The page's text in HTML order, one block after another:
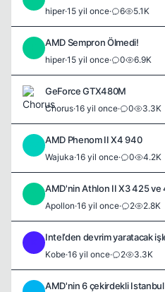
hiper·15 yil once· 6 5.1K
AMD Sempron Ölmedi!
hiper·15 yil once· 0 6.9K
GeForce GTX480M
Chorus·16 yil once· 0 3.3K
AMD Phenom II X4 940
Wajuka·16 yil once· 0 4.2K
AMD'nin Athlon II X3 425 ve
Apollon·16 yil once· 2 2.8K
Intel’den devrim yaratacak
Kobe·16 yil once· 2 3.3K
AMD'nin 6 çekirdekli Istanbul